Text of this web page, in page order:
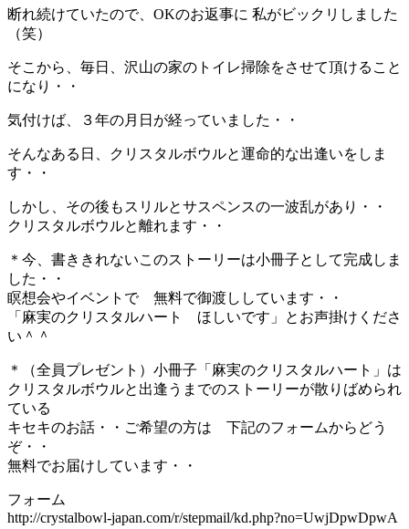
断れ続けていたので、OKのお返事に 私がビックリしました
（笑）
そこから、毎日、沢山の家のトイレ掃除をさせて頂けること
になり・・
気付けば、３年の月日が経っていました・・
そんなある日、クリスタルボウルと運命的な出逢いをしま
す・・
しかし、その後もスリルとサスペンスの一波乱があり・・
クリスタルボウルと離れます・・
＊今、書ききれないこのストーリーは小冊子として完成しま
した・・
瞑想会やイベントで 無料で御渡ししています・・
「麻実のクリスタルハート ほしいです」とお声掛けくださ
い＾＾
＊（全員プレゼント）小冊子「麻実のクリスタルハート」は
クリスタルボウルと出逢うまでのストーリーが散りばめられ
ている
キセキのお話・・ご希望の方は 下記のフォームからどう
ぞ・・
無料でお届けしています・・
フォーム
http://crystalbowl-japan.com/r/stepmail/kd.php?no=UwjDpwDpwA